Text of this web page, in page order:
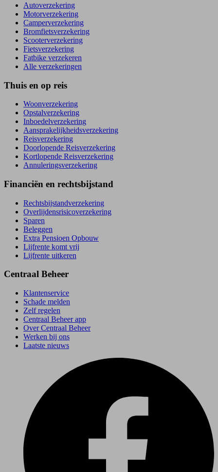
Autoverzekering
Motorverzekering
Camperverzekering
Bromfietsverzekering
Scooterverzekering
Fietsverzekering
Fatbike verzekeren
Alle verzekeringen
Thuis en op reis
Woonverzekering
Opstal­verzekering
Inboedel­verzekering
Aansprakelijkheids­verzekering
Reisverzekering
Doorlopende Reisverzekering
Kortlopende Reisverzekering
Annuleringsverzekering
Financiën en rechtsbijstand
Rechtsbijstand­verzekering
Overlijdensrisico­verzekering
Sparen
Beleggen
Extra Pensioen Opbouw
Lijfrente komt vrij
Lijfrente uitkeren
Centraal Beheer
Klantenservice
Schade melden
Zelf regelen
Centraal Beheer app
Over Centraal Beheer
Werken bij ons
Laatste nieuws